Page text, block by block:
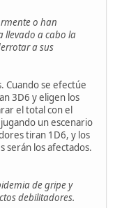
o han
llevado a cabo la
a sus
Cuando se efectúe
3D6 y eligen los
el total con el
un escenario
tiran 1D6, y los
serán los afectados.
de gripe y
debilitadores.